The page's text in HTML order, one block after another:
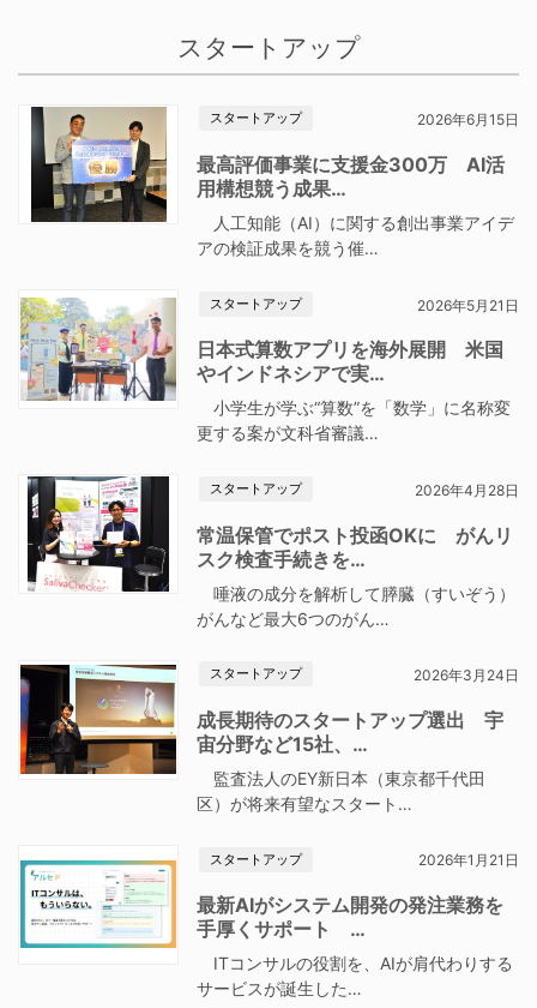
スタートアップ
スタートアップ 2026年6月15日
最高評価事業に支援金300万 AI活
用構想競う成果…
人工知能（AI）に関する創出事業アイデ
アの検証成果を競う催…
スタートアップ 2026年5月21日
日本式算数アプリを海外展開 米国
やインドネシアで実…
小学生が学ぶ“算数”を「数学」に名称変
更する案が文科省審議…
スタートアップ 2026年4月28日
常温保管でポスト投函OKに がんリ
スク検査手続きを…
唾液の成分を解析して膵臓（すいぞう）
がんなど最大6つのがん…
スタートアップ 2026年3月24日
成長期待のスタートアップ選出 宇
宙分野など15社、…
監査法人のEY新日本（東京都千代田
区）が将来有望なスタート…
スタートアップ 2026年1月21日
最新AIがシステム開発の発注業務を
手厚くサポート …
ITコンサルの役割を、AIが肩代わりする
サービスが誕生した…